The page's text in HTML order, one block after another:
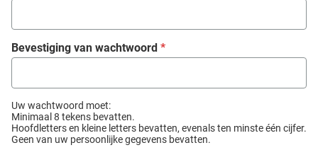
Bevestiging van wachtwoord *
Uw wachtwoord moet:
Minimaal 8 tekens bevatten.
Hoofdletters en kleine letters bevatten, evenals ten minste één cijfer.
Geen van uw persoonlijke gegevens bevatten.